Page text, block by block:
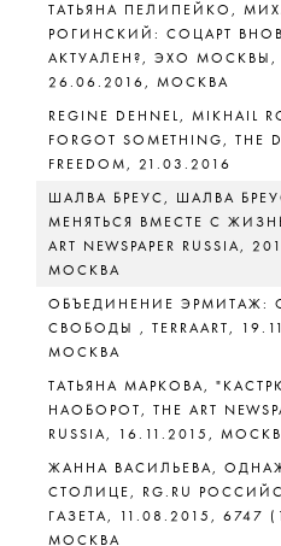
ТАТЬЯНА ПЕЛИПЕЙКО,
РОГИНСКИЙ: СОЦАРТ
АКТУАЛЕН?, ЭХО МОСКВЫ,
26.06.2016, МОСКВА
REGINE DEHNEL, MIKHAIL
FORGOT SOMETHING, THE
FREEDOM, 21.03.2016
ШАЛВА БРЕУС, ШАЛВА
МЕНЯТЬСЯ ВМЕСТЕ С
ART NEWSPAPER RUSSIA,
МОСКВА
ОБЪЕДИНЕНИЕ ЭРМИТАЖ:
СВОБОДЫ , TERRAART,
МОСКВА
ТАТЬЯНА МАРКОВА,
НАОБОРОТ, THE ART
RUSSIA, 16.11.2015,
ЖАННА ВАСИЛЬЕВА,
СТОЛИЦЕ, RG.RU
ГАЗЕТА, 11.08.2015, 6747
МОСКВА